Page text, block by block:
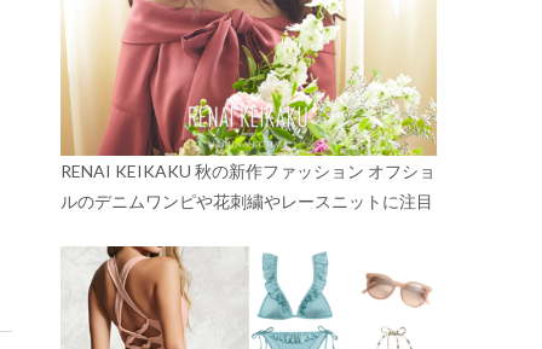
RENAI KEIKAKU 秋の新作ファッション オフショ
ルのデニムワンピや花刺繍やレースニットに注目